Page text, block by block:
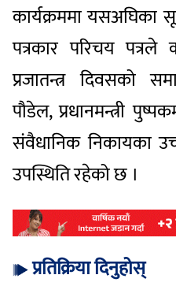
कार्यक्रममा यसअघिका
पत्रकार परिचय
प्रजातन्त्र दिवसको
पौडेल, प्रधानमन्त्री
संवैधानिक निकायका
उपस्थिति रहेको छ ।
प्रतिक्रिया दिनुहोस्